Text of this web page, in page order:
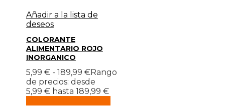
Añadir a la lista de
deseos
COLORANTE
ALIMENTARIO ROJO
INORGANICO
5,99 € - 189,99 €Rango
de precios: desde
5,99 € hasta 189,99 €